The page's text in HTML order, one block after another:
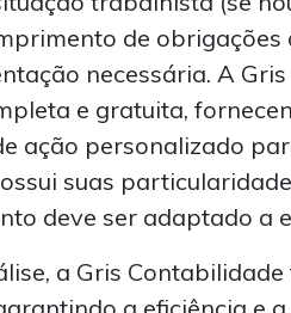
de
necessária. A
e gratuita,
ação personalizado
suas
deve ser adaptado a
a Gris